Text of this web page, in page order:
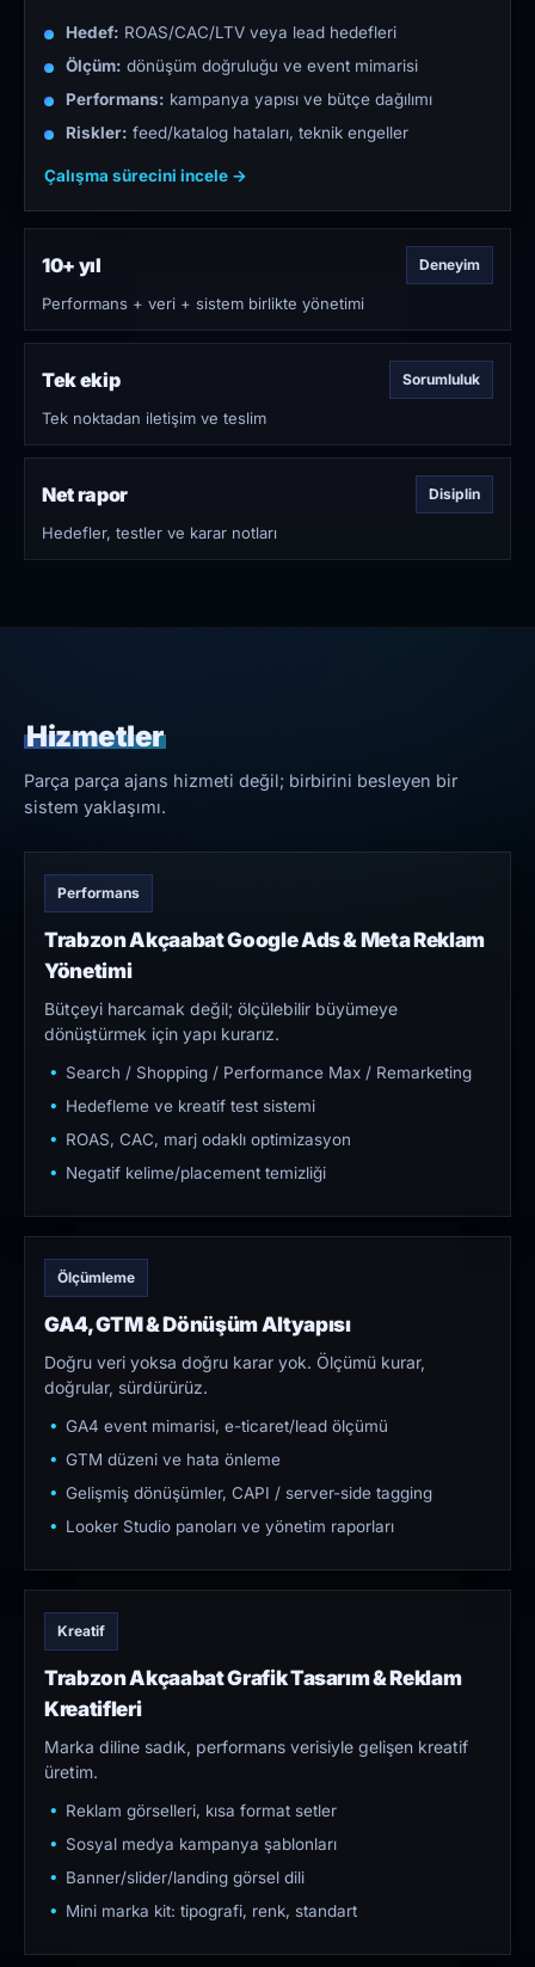
Hedef: ROAS/CAC/LTV veya lead hedefleri
Ölçüm: dönüşüm doğruluğu ve event mimarisi
Performans: kampanya yapısı ve bütçe dağılımı
Riskler: feed/katalog hataları, teknik engeller
Çalışma sürecini incele →
10+ yıl Deneyim
Performans + veri + sistem birlikte yönetimi
Tek ekip Sorumluluk
Tek noktadan iletişim ve teslim
Net rapor Disiplin
Hedefler, testler ve karar notları
Hizmetler
Parça parça ajans hizmeti değil; birbirini besleyen bir
sistem yaklaşımı.
Performans
Trabzon Akçaabat Google Ads & Meta Reklam
Yönetimi
Bütçeyi harcamak değil; ölçülebilir büyümeye
dönüştürmek için yapı kurarız.
Search / Shopping / Performance Max / Remarketing
Hedefleme ve kreatif test sistemi
ROAS, CAC, marj odaklı optimizasyon
Negatif kelime/placement temizliği
Ölçümleme
GA4, GTM & Dönüşüm Altyapısı
Doğru veri yoksa doğru karar yok. Ölçümü kurar,
doğrular, sürdürürüz.
GA4 event mimarisi, e-ticaret/lead ölçümü
GTM düzeni ve hata önleme
Gelişmiş dönüşümler, CAPI / server-side tagging
Looker Studio panoları ve yönetim raporları
Kreatif
Trabzon Akçaabat Grafik Tasarım & Reklam
Kreatifleri
Marka diline sadık, performans verisiyle gelişen kreatif
üretim.
Reklam görselleri, kısa format setler
Sosyal medya kampanya şablonları
Banner/slider/landing görsel dili
Mini marka kit: tipografi, renk, standart